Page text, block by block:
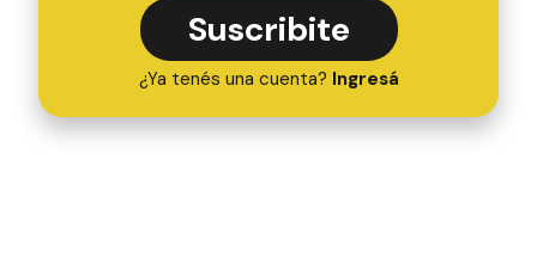
Suscribite
¿Ya tenés una cuenta? Ingresá